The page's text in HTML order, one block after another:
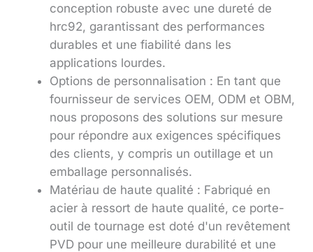
conception robuste avec une dureté de
hrc92, garantissant des performances
durables et une fiabilité dans les
applications lourdes.
Options de personnalisation : En tant que
fournisseur de services OEM, ODM et OBM,
nous proposons des solutions sur mesure
pour répondre aux exigences spécifiques
des clients, y compris un outillage et un
emballage personnalisés.
Matériau de haute qualité : Fabriqué en
acier à ressort de haute qualité, ce porte-
outil de tournage est doté d'un revêtement
PVD pour une meilleure durabilité et une